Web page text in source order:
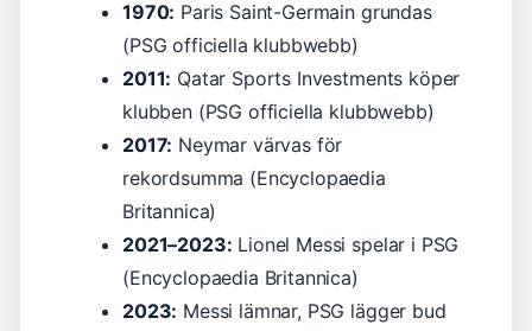
1970: Paris Saint-Germain grundas
(PSG officiella klubbwebb)
2011: Qatar Sports Investments köper
klubben (PSG officiella klubbwebb)
2017: Neymar värvas för
rekordsumma (Encyclopaedia
Britannica)
2021–2023: Lionel Messi spelar i PSG
(Encyclopaedia Britannica)
2023: Messi lämnar, PSG lägger bud